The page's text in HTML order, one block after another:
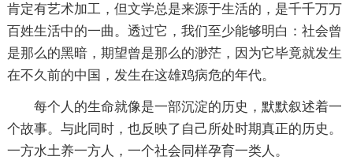
肯定有艺术加工，但文学总是来源于生活的，是千千万万
百姓生活中的一曲。透过它，我们至少能够明白：社会曾
是那么的黑暗，期望曾是那么的渺茫，因为它毕竟就发生
在不久前的中国，发生在这雄鸡病危的年代。
每个人的生命就像是一部沉淀的历史，默默叙述着一
个故事。与此同时，也反映了自己所处时期真正的历史。
一方水土养一方人，一个社会同样孕育一类人。